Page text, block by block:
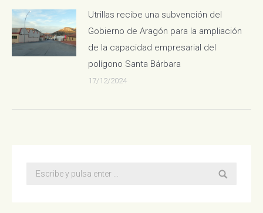
Utrillas recibe una subvención del
Gobierno de Aragón para la ampliación
de la capacidad empresarial del
polígono Santa Bárbara
17/12/2024
Buscar: